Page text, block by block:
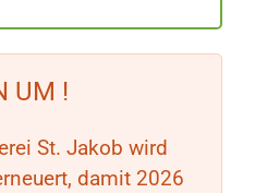
UM !
St. Jakob wird
damit 2026